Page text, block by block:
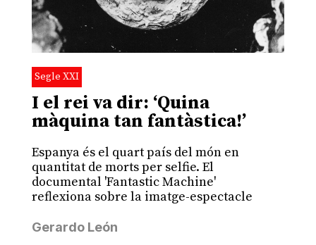
Segle XXI
I el rei va dir: ‘Quina
màquina tan fantàstica!’
Espanya és el quart país del món en
quantitat de morts per selfie. El
documental 'Fantastic Machine'
reflexiona sobre la imatge-espectacle
Gerardo León